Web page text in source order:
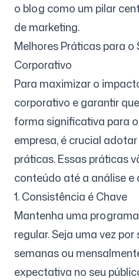
o blog como um pilar
de marketing.
Melhores Práticas para o
Corporativo
Para maximizar o
corporativo e garantir
forma significativa para
empresa, é crucial
práticas. Essas práticas
conteúdo até a análise
1. Consistência é Chave
Mantenha uma
regular. Seja uma vez
semanas ou
expectativa no seu